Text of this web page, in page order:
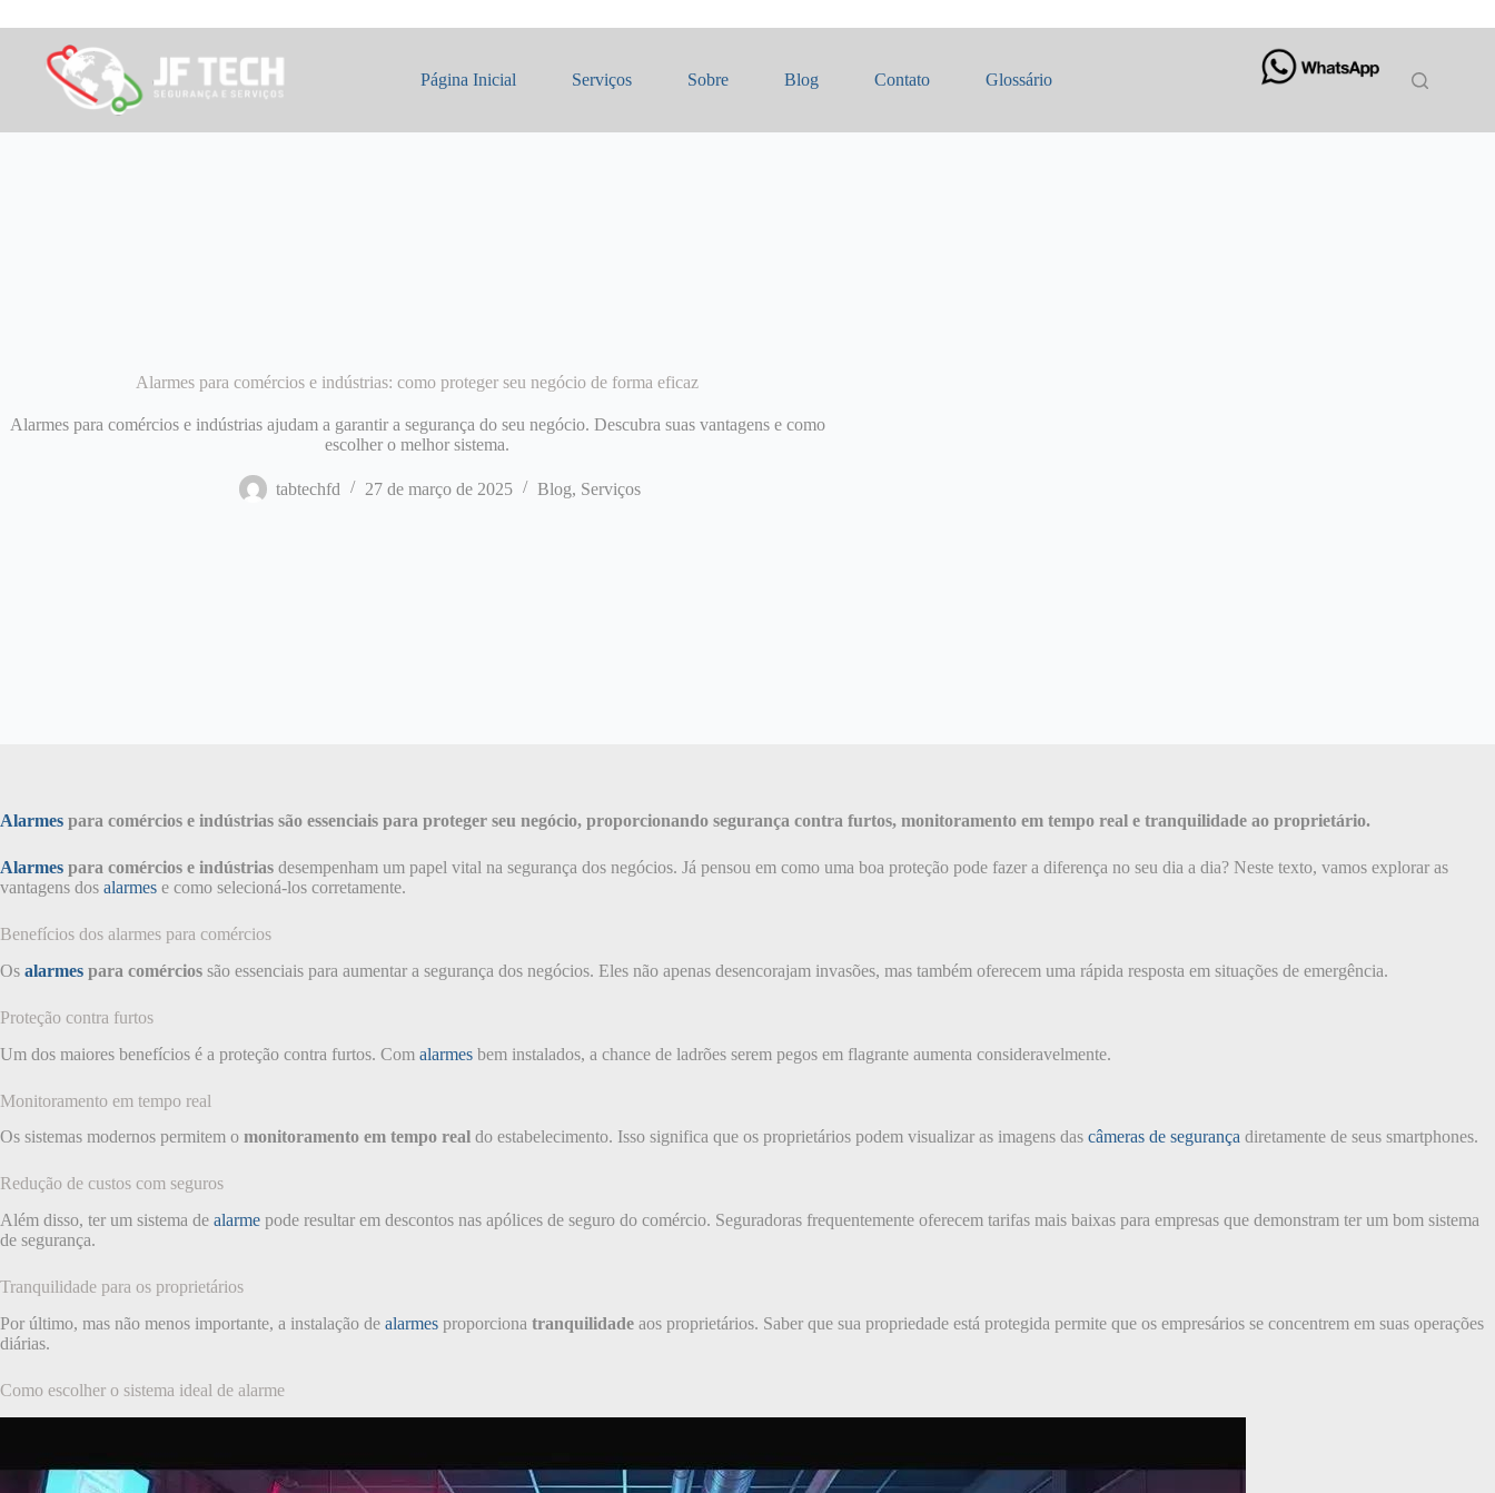
para
conteúdo
Página Inicial Serviços Sobre Blog Contato Glossário
Alarmes para comércios e indústrias: como proteger seu negócio de forma eficaz
Alarmes para comércios e indústrias ajudam a garantir a segurança do seu negócio. Descubra suas vantagens e como
escolher o melhor sistema.
tabtechfd 27 de março de 2025 Blog, Serviços
Alarmes para comércios e indústrias são essenciais para proteger seu negócio, proporcionando segurança contra furtos, monitoramento em tempo real e tranquilidade ao proprietário.
Alarmes para comércios e indústrias desempenham um papel vital na segurança dos negócios. Já pensou em como uma boa proteção pode fazer a diferença no seu dia a dia? Neste texto, vamos explorar as
vantagens dos alarmes e como selecioná-los corretamente.
Benefícios dos alarmes para comércios
Os alarmes para comércios são essenciais para aumentar a segurança dos negócios. Eles não apenas desencorajam invasões, mas também oferecem uma rápida resposta em situações de emergência.
Proteção contra furtos
Um dos maiores benefícios é a proteção contra furtos. Com alarmes bem instalados, a chance de ladrões serem pegos em flagrante aumenta consideravelmente.
Monitoramento em tempo real
Os sistemas modernos permitem o monitoramento em tempo real do estabelecimento. Isso significa que os proprietários podem visualizar as imagens das câmeras de segurança diretamente de seus smartphones.
Redução de custos com seguros
Além disso, ter um sistema de alarme pode resultar em descontos nas apólices de seguro do comércio. Seguradoras frequentemente oferecem tarifas mais baixas para empresas que demonstram ter um bom sistema
de segurança.
Tranquilidade para os proprietários
Por último, mas não menos importante, a instalação de alarmes proporciona tranquilidade aos proprietários. Saber que sua propriedade está protegida permite que os empresários se concentrem em suas operações
diárias.
Como escolher o sistema ideal de alarme